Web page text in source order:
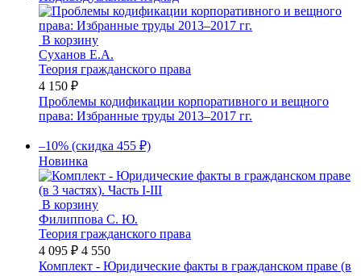
В корзину
Суханов Е.А.
Теория гражданского права
4 150 ₽
Проблемы кодификации корпоративного и вещного
права: Избранные труды 2013–2017 гг.
–10% (скидка 455 ₽)
Новинка
В корзину
Филиппова С. Ю.
Теория гражданского права
4 095 ₽ 4 550
Комплект - Юридические факты в гражданском праве (в